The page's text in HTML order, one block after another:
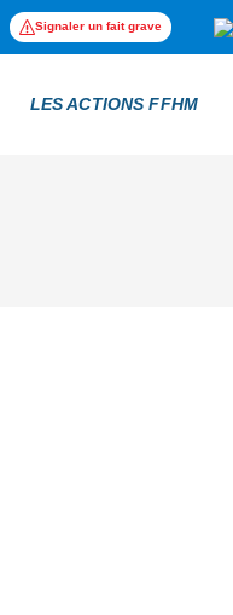
Signaler un fait grave
LES ACTIONS FFHM